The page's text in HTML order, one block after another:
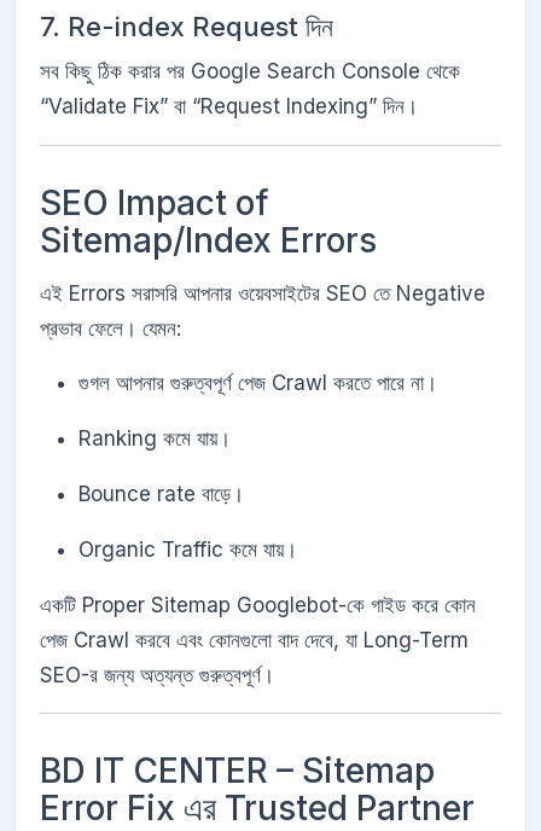
7. Re-index Request দিন
সব কিছু ঠিক করার পর Google Search Console থেকে
“Validate Fix” বা “Request Indexing” দিন।
SEO Impact of
Sitemap/Index Errors
এই Errors সরাসরি আপনার ওয়েবসাইটের SEO তে Negative
প্রভাব ফেলে। যেমন:
গুগল আপনার গুরুত্বপূর্ণ পেজ Crawl করতে পারে না।
Ranking কমে যায়।
Bounce rate বাড়ে।
Organic Traffic কমে যায়।
একটি Proper Sitemap Googlebot-কে গাইড করে কোন
পেজ Crawl করবে এবং কোনগুলো বাদ দেবে, যা Long-Term
SEO-র জন্য অত্যন্ত গুরুত্বপূর্ণ।
BD IT CENTER – Sitemap
Error Fix এর Trusted Partner